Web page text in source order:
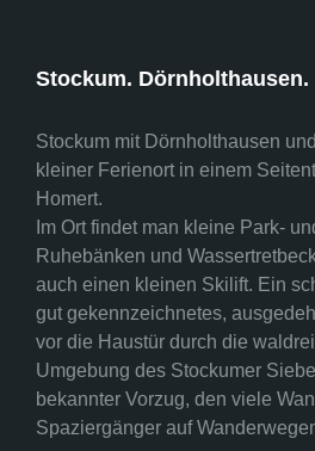
Stockum. Dörnholthausen.
Stockum mit Dörnholthausen
kleiner Ferienort in einem
Homert.
Im Ort findet man kleine Park-
Ruhebänken und
auch einen kleinen Skilift. Ein
gut gekennzeichnetes,
vor die Haustür durch die
Umgebung des Stockumer
bekannter Vorzug, den viele
Spaziergänger auf